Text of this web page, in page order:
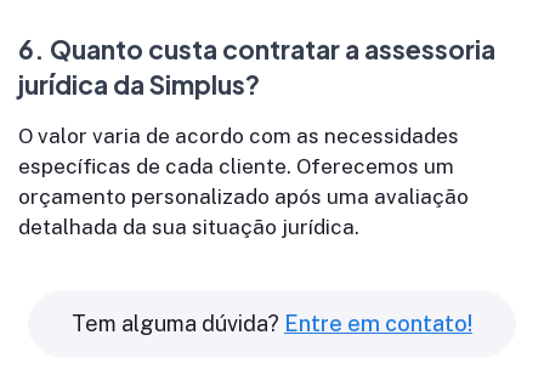
6. Quanto custa contratar a assessoria
jurídica da Simplus?
O valor varia de acordo com as necessidades
específicas de cada cliente. Oferecemos um
orçamento personalizado após uma avaliação
detalhada da sua situação jurídica.
Tem alguma dúvida? Entre em contato!